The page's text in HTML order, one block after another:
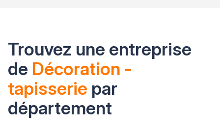
Trouvez une entreprise
de Décoration -
tapisserie par
département